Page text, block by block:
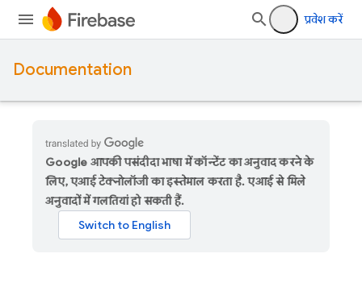
प्रवेश करें
Documentation
Google आपकी पसंदीदा भाषा में कॉन्टेंट का अनुवाद करने के
लिए, एआई टेक्नोलॉजी का इस्तेमाल करता है. एआई से मिले
अनुवादों में गलतियां हो सकती हैं.